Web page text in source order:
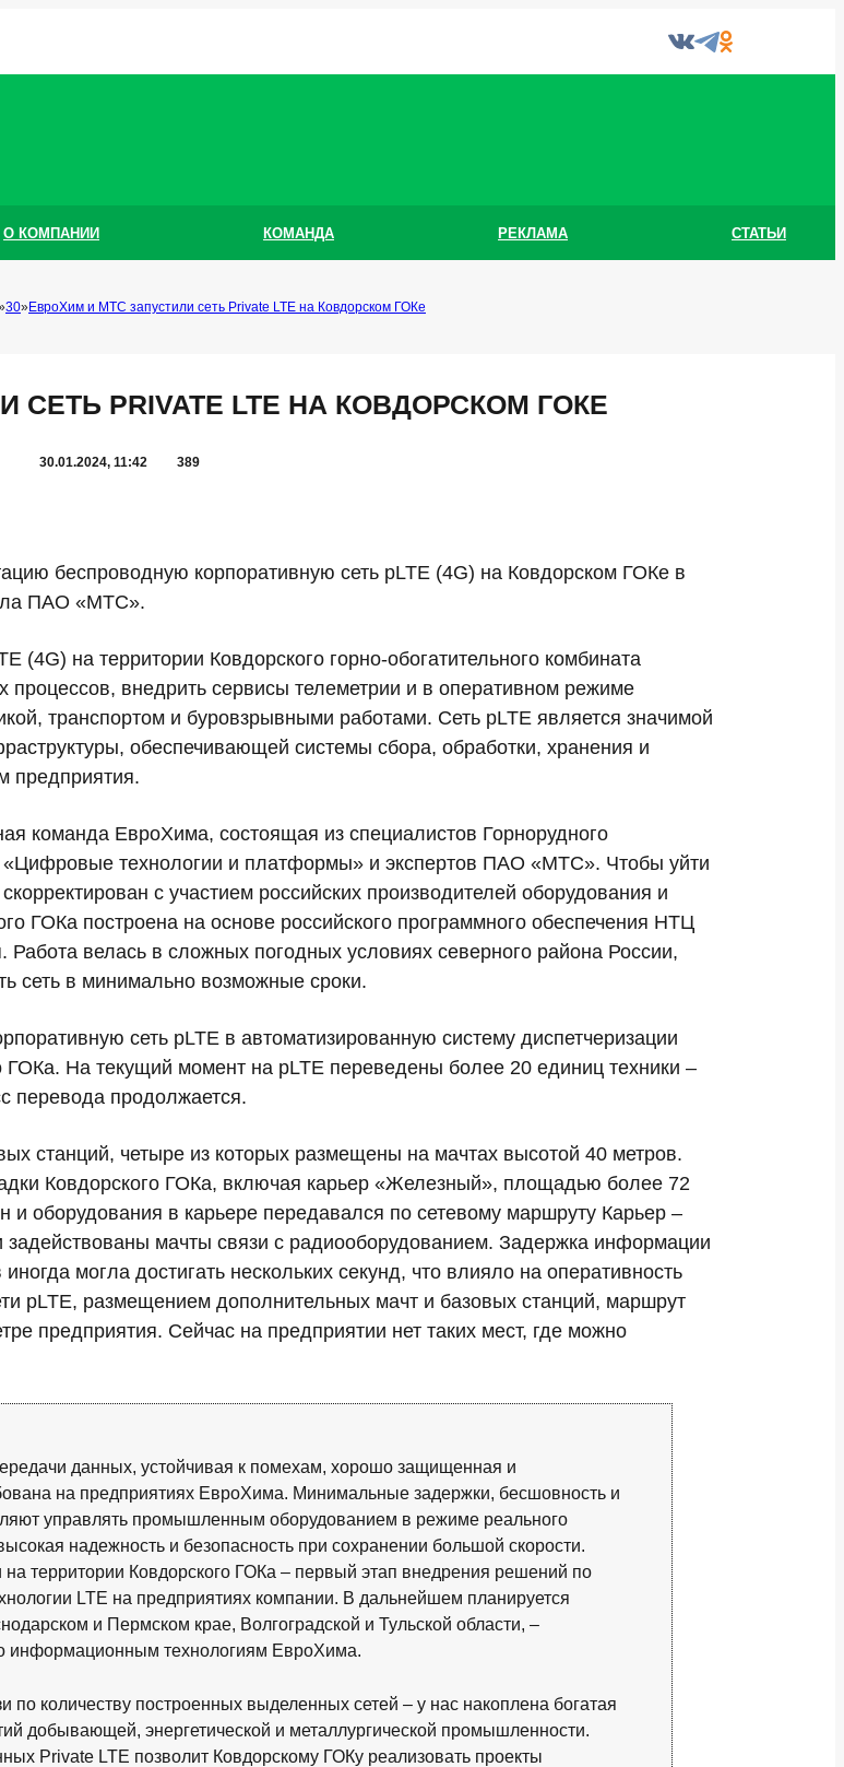
О КОМПАНИИ КОМАНДА РЕКЛАМА СТАТЬИ
30 ЕвроХим и МТС запустили сеть Private LTE на Ковдорском ГОКе
PRIVATE LTE НА КОВДОРСКОМ ГОКЕ
30.01.2024, 11:42 389
беспроводную корпоративную сеть pLTE (4G) на Ковдорском ГОКе в
ПАО «МТС».
(4G) на территории Ковдорского горно-обогатительного комбината
процессов, внедрить сервисы телеметрии и в оперативном режиме
транспортом и буровзрывными работами. Сеть pLTE является значимой
обеспечивающей системы сбора, обработки, хранения и
предприятия.
команда ЕвроХима, состоящая из специалистов Горнорудного
«Цифровые технологии и платформы» и экспертов ПАО «МТС». Чтобы уйти
с участием российских производителей оборудования и
ГОКа построена на основе российского программного обеспечения НТЦ
велась в сложных погодных условиях северного района России,
сеть в минимально возможные сроки.
сеть pLTE в автоматизированную систему диспетчеризации
ГОКа. На текущий момент на pLTE переведены более 20 единиц техники –
перевода продолжается.
станций, четыре из которых размещены на мачтах высотой 40 метров.
Ковдорского ГОКа, включая карьер «Железный», площадью более 72
оборудования в карьере передавался по сетевому маршруту Карьер –
мачты связи с радиооборудованием. Задержка информации
могла достигать нескольких секунд, что влияло на оперативность
pLTE, размещением дополнительных мачт и базовых станций, маршрут
предприятия. Сейчас на предприятии нет таких мест, где можно
данных, устойчивая к помехам, хорошо защищенная и
на предприятиях ЕвроХима. Минимальные задержки, бесшовность и
управлять промышленным оборудованием в режиме реального
надежность и безопасность при сохранении большой скорости.
территории Ковдорского ГОКа – первый этап внедрения решений по
LTE на предприятиях компании. В дальнейшем планируется
и Пермском крае, Волгоградской и Тульской области, –
информационным технологиям ЕвроХима.
по количеству построенных выделенных сетей – у нас накоплена богатая
добывающей, энергетической и металлургической промышленности.
Private LTE позволит Ковдорскому ГОКу реализовать проекты